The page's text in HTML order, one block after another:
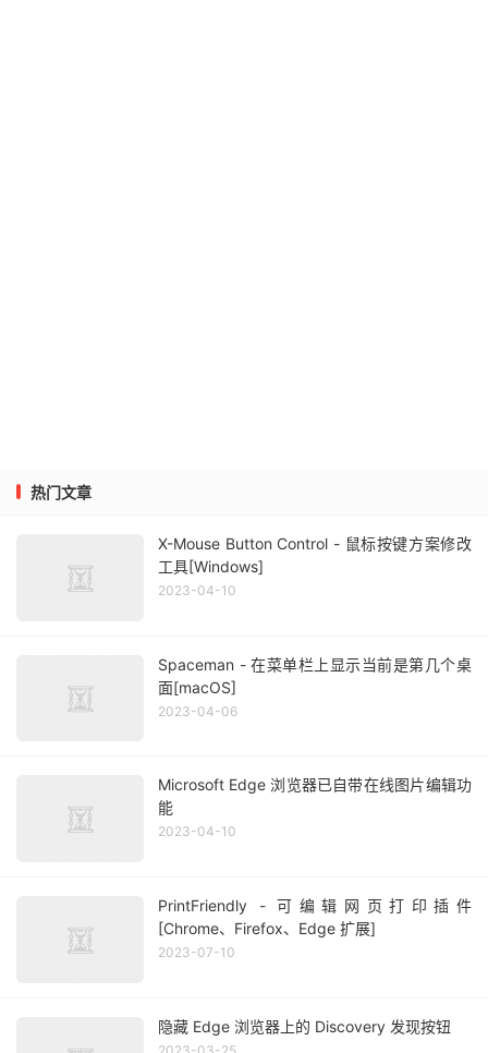
热门文章
X-Mouse Button Control - 鼠标按键方案修改
工具[Windows]
2023-04-10
Spaceman - 在菜单栏上显示当前是第几个桌
面[macOS]
2023-04-06
Microsoft Edge 浏览器已自带在线图片编辑功
能
2023-04-10
PrintFriendly - 可编辑网页打印插件
[Chrome、Firefox、Edge 扩展]
2023-07-10
隐藏 Edge 浏览器上的 Discovery 发现按钮